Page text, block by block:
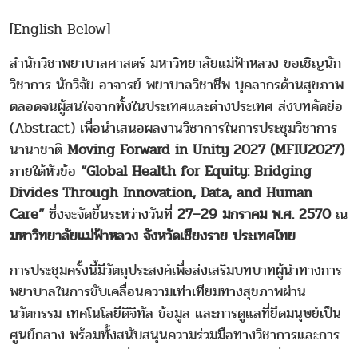
[English Below]
สำนักวิชาพยาบาลศาสตร์ มหาวิทยาลัยแม่ฟ้าหลวง ขอเชิญนัก
วิชาการ นักวิจัย อาจารย์ พยาบาลวิชาชีพ บุคลากรด้านสุขภาพ
ตลอดจนผู้สนใจจากทั้งในประเทศและต่างประเทศ ส่งบทคัดย่อ
(Abstract) เพื่อนำเสนอผลงานวิชาการในการประชุมวิชาการ
นานาชาติ Moving Forward in Unity 2027 (MFIU2027)
ภายใต้หัวข้อ “Global Health for Equity: Bridging
Divides Through Innovation, Data, and Human
Care”ซึ่งจะจัดขึ้นระหว่างวันที่ 27–29 มกราคม พ.ศ. 2570ณ
มหาวิทยาลัยแม่ฟ้าหลวง จังหวัดเชียงราย ประเทศไทย
การประชุมครั้งนี้มีวัตถุประสงค์เพื่อส่งเสริมบทบาทผู้นำทางการ
พยาบาลในการขับเคลื่อนความเท่าเทียมทางสุขภาพผ่าน
นวัตกรรม เทคโนโลยีดิจิทัล ข้อมูล และการดูแลที่ยึดมนุษย์เป็น
ศูนย์กลาง พร้อมทั้งสนับสนุนความร่วมมือทางวิชาการและการ